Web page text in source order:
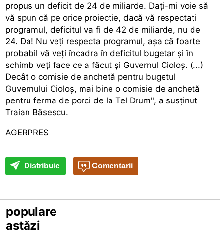
propus un deficit de 24 de miliarde. Dați-mi voie să
vă spun că pe orice proiecție, dacă vă respectați
programul, deficitul va fi de 42 de miliarde, nu de
24. Da! Nu veți respecta programul, așa că foarte
probabil vă veți încadra în deficitul bugetar și în
schimb veți face ce a făcut și Guvernul Cioloș. (...)
Decât o comisie de anchetă pentru bugetul
Guvernului Cioloș, mai bine o comisie de anchetă
pentru ferma de porci de la Tel Drum", a susținut
Traian Băsescu.
AGERPRES
Distribuie Comentarii
populare
astăzi